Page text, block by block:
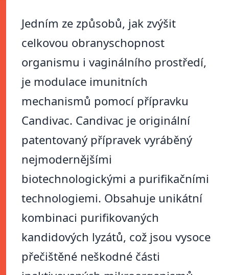
Jedním ze způsobů, jak zvýšit
celkovou obranyschopnost
organismu i vaginálního prostředí,
je modulace imunitních
mechanismů pomocí přípravku
Candivac. Candivac je originální
patentovaný přípravek vyráběný
nejmodernějšími
biotechnologickými a purifikačními
technologiemi. Obsahuje unikátní
kombinaci purifikovaných
kandidových lyzátů, což jsou vysoce
přečištěné neškodné části